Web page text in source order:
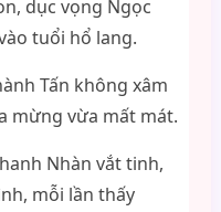
dục vọng Ngọc
tuổi hổ lang.
Tấn không xâm
mừng vừa mất mát.
Nhàn vắt tinh,
mỗi lần thấy